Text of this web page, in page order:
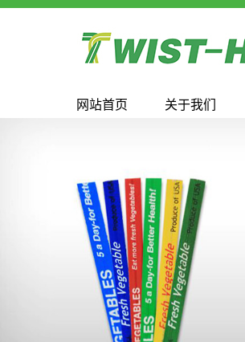
网站首页 关于我们
资质证书
公司环境
联系我们